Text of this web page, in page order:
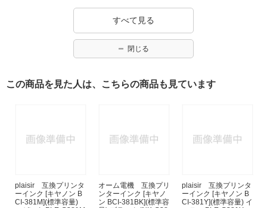
すべて見る
閉じる
この商品を見た人は、こちらの商品も見ています
plaisir 互換プリンタ
ーインク [キヤノン B
CI-381M](標準容量)
オーム電機 互換プリ
ンターインク [キヤノ
ン BCI-381BK](標準容
plaisir 互換プリンタ
ーインク [キヤノン B
CI-381Y](標準容量) イ